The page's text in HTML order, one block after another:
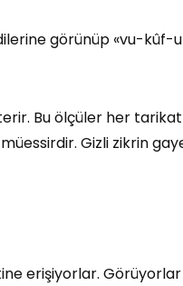
görünüp «vu-kûf-
Bu ölçüler her
Gizli zikrin
erişiyorlar. Görüyorlar